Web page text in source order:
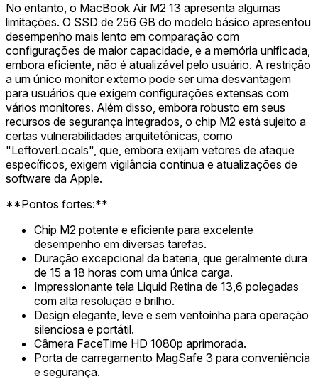
No entanto, o MacBook Air M2 13 apresenta algumas
limitações. O SSD de 256 GB do modelo básico apresentou
desempenho mais lento em comparação com
configurações de maior capacidade, e a memória unificada,
embora eficiente, não é atualizável pelo usuário. A restrição
a um único monitor externo pode ser uma desvantagem
para usuários que exigem configurações extensas com
vários monitores. Além disso, embora robusto em seus
recursos de segurança integrados, o chip M2 está sujeito a
certas vulnerabilidades arquitetônicas, como
"LeftoverLocals", que, embora exijam vetores de ataque
específicos, exigem vigilância contínua e atualizações de
software da Apple.
**Pontos fortes:**
Chip M2 potente e eficiente para excelente
desempenho em diversas tarefas.
Duração excepcional da bateria, que geralmente dura
de 15 a 18 horas com uma única carga.
Impressionante tela Liquid Retina de 13,6 polegadas
com alta resolução e brilho.
Design elegante, leve e sem ventoinha para operação
silenciosa e portátil.
Câmera FaceTime HD 1080p aprimorada.
Porta de carregamento MagSafe 3 para conveniência
e segurança.